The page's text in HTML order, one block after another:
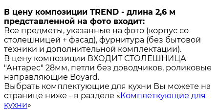
В цену композиции TREND - длина 2,6 м
представленной на фото входит:
Все предметы, указанные на фото (корпус со
столешницей + фасад), фурнитура (без бытовой
техники и дополнительной комплектации).
В цену композиции ВХОДИТ СТОЛЕШНИЦА
"Антарес" 28мм, петли без доводчиков, роликовые
направляющие Boyard.
Выбрать комплектующие для кухни Вы можете на
странице ниже - в разделе «Комплеткующие для
кухни»